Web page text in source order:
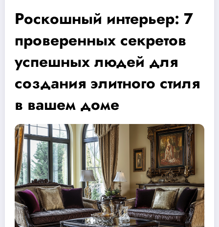
Роскошный интерьер: 7
проверенных секретов
успешных людей для
создания элитного стиля
в вашем доме